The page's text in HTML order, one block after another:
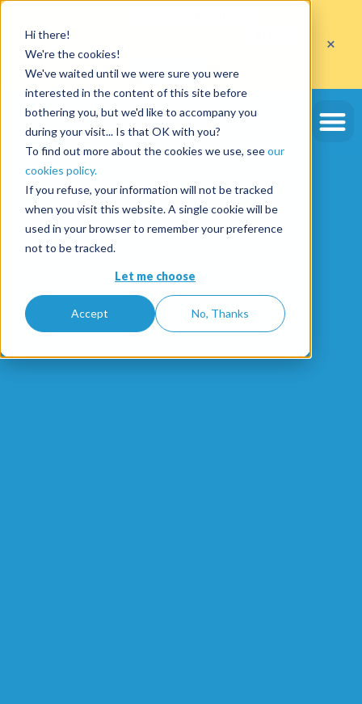
Hi there!
We're the cookies!
We've waited until we were sure you were
interested in the content of this site before
bothering you, but we'd like to accompany you
during your visit... Is that OK with you?
To find out more about the cookies we use, seeour
cookies policy.
If you refuse, your information will not be tracked
when you visit this website. A single cookie will be
used in your browser to remember your preference
not to be tracked.
Let me choose
Accept No, Thanks
sur l'ouverture d'un compte avec le code
jusqu'au 30/09/2026*
J'en profite
×